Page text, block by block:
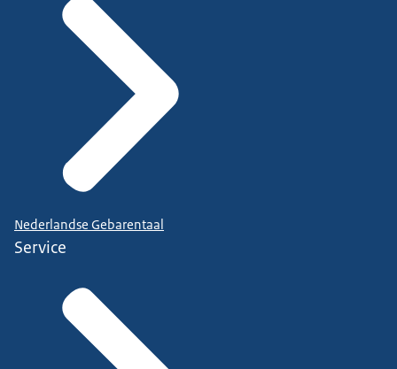
Nederlandse Gebarentaal
Service